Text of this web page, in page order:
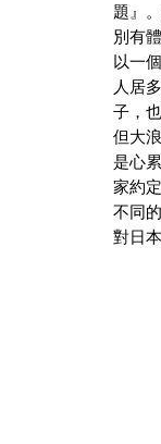
題』
別有體
以一
人居
子，
但大
是心
家約
不同
對日